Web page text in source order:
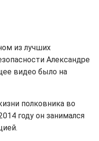
из лучших
Александре
видео было на
полковника во
году он занимался